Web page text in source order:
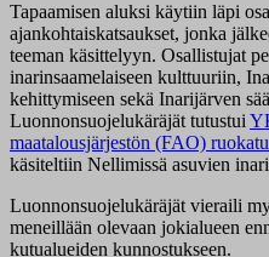
Tapaamisen aluksi käytiin läpi
ajankohtaiskatsaukset, jonka
teeman käsittelyyn. Osallistujat
inarinsaamelaiseen kulttuuriin,
kehittymiseen sekä Inarijärven
Luonnonsuojelukäräjät tutustui
maatalousjärjestön (FAO)
käsiteltiin Nellimissä asuvien
Luonnonsuojelukäräjät vieraili
meneillään olevaan jokialueen
kutualueiden kunnostukseen.